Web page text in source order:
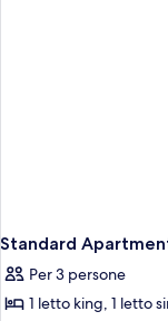
Standard
Per 3 persone
1 letto king, 1 letto